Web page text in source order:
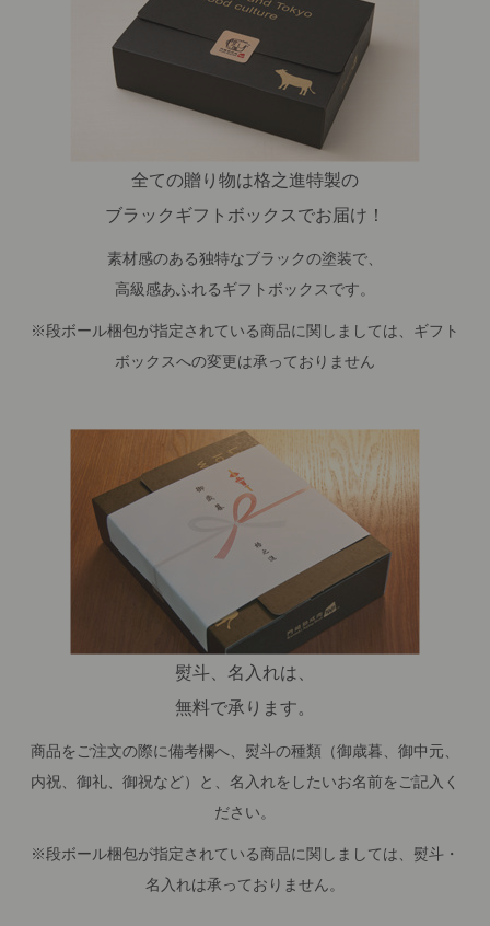
全ての贈り物は格之進特製の
ブラックギフトボックスでお届け！
素材感のある独特なブラックの塗装で、
高級感あふれるギフトボックスです。
※段ボール梱包が指定されている商品に関しましては、ギフト
ボックスへの変更は承っておりません
熨斗、名入れは、
無料で承ります。
商品をご注文の際に備考欄へ、熨斗の種類（御歳暮、御中元、
内祝、御礼、御祝など）と、名入れをしたいお名前をご記入く
ださい。
※段ボール梱包が指定されている商品に関しましては、熨斗・
名入れは承っておりません。